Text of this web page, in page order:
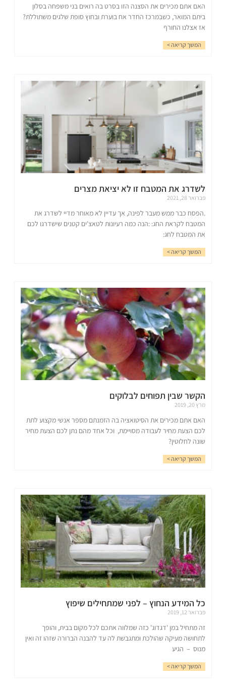
האם אתם מכירים את הסצנה הזו בסרט בה רואים בני משפחה בסלון
ביתם המואר, כשבמרכז החדר אח בוערת ובחוץ סופת שלגים משתוללת?
אז אצלנו החורף
המשך קריאה >
לשדרג את המטבח זו לא יציאת מצרים
פברואר 28, 2021
.הפסח כבר ממש מעבר לפינה, אך עדיין לא מאוחר מדיי לשדרג את
המטבח לקראת החג: :הנה כמה רעיונות לטאצ'ים קטנים שישדרגו לכם
את המטבח לחג:
המשך קריאה >
הקשר שבין תפוחים לבלוקים
מרץ 20, 2019
האם אתם מכירים את הסיטואציה בה הזמנתם מספר אנשי מקצוע לתת
לכם הצעת מחיר לעבודה מסויימת, וכל אחד מהם נתן לכם הצעת מחיר
שונה לחלוטין?
המשך קריאה >
כל המידע הנחוץ – לפני שמתחילים שיפוץ
פברואר 12, 2019
זה מתחיל במן 'דגדוג' כזה שמלווה אתכם לכל מקום בבית, והופך
לתחושה מעיקה שהולכת ומתגבשת לה עד להבנה הברורה שזהו זה ואין
מנוס – הגיע
המשך קריאה >